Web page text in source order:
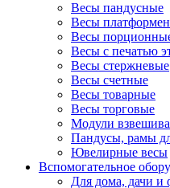
Весы пандусные
Весы
Весы
Весы с печатью
Весы стержневые
Весы счетные
Весы товарные
Весы торговые
Модули
Пандусы, рамы
Ювелирные весы
Вспомогательное
Для дома, дачи и